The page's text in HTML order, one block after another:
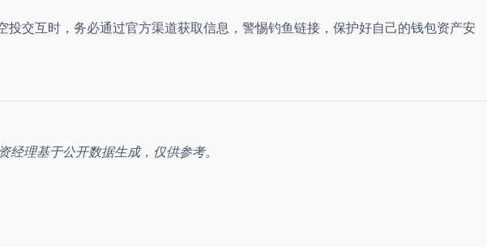
投交互时，务必通过官方渠道获取信息，警惕钓鱼链接，保护好自己的钱包资产安
经理基于公开数据生成，仅供参考。